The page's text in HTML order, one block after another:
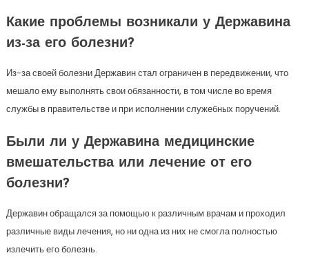
Какие проблемы возникали у Державина
из-за его болезни?
Из-за своей болезни Державин стал ограничен в передвижении, что
мешало ему выполнять свои обязанности, в том числе во время
службы в правительстве и при исполнении служебных поручений.
Были ли у Державина медицинские
вмешательства или лечение от его
болезни?
Державин обращался за помощью к различным врачам и проходил
различные виды лечения, но ни одна из них не смогла полностью
излечить его болезнь.